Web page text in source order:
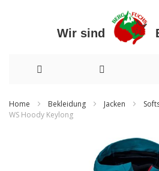
Wir sind
zum
Home Bekleidung Jacken
WS Hoody Keylong